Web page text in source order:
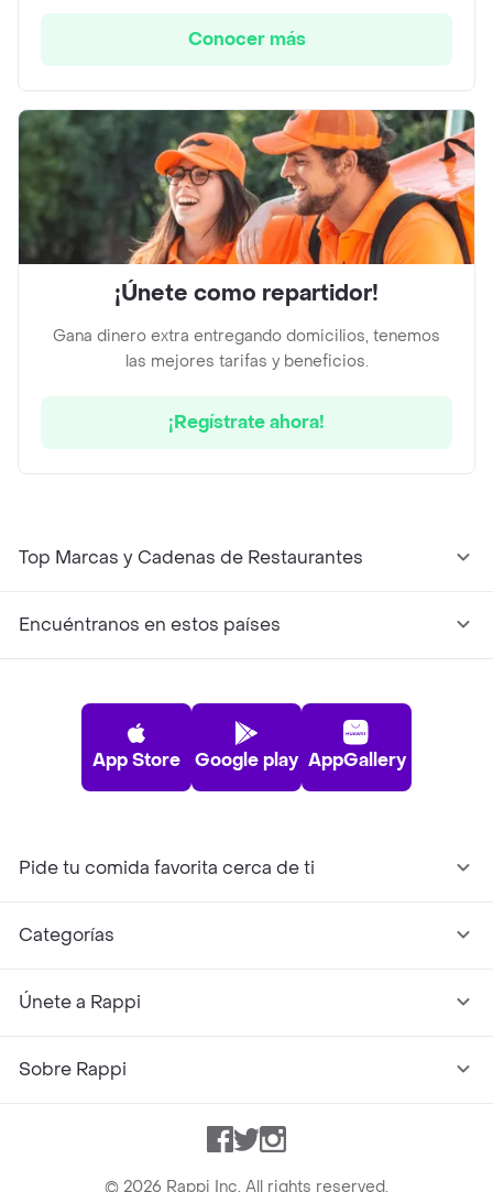
Conocer más
¡Únete como repartidor!
Gana dinero extra entregando domicilios, tenemos
las mejores tarifas y beneficios.
¡Regístrate ahora!
Top Marcas y Cadenas de Restaurantes
Encuéntranos en estos países
App Store Google play AppGallery
Pide tu comida favorita cerca de ti
Categorías
Únete a Rappi
Sobre Rappi
Facebook
TwitterInstagram
© 2026 Rappi Inc. All rights reserved.